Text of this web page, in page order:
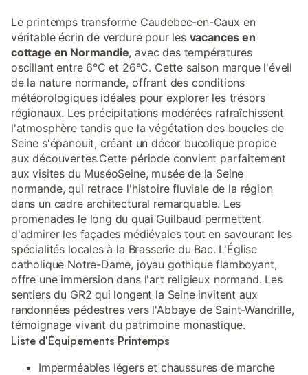
Le printemps transforme Caudebec-en-Caux en
véritable écrin de verdure pour les vacances en
cottage en Normandie, avec des températures
oscillant entre 6°C et 26°C. Cette saison marque l'éveil
de la nature normande, offrant des conditions
météorologiques idéales pour explorer les trésors
régionaux. Les précipitations modérées rafraîchissent
l'atmosphère tandis que la végétation des boucles de
Seine s'épanouit, créant un décor bucolique propice
aux découvertes.Cette période convient parfaitement
aux visites du MuséoSeine, musée de la Seine
normande, qui retrace l'histoire fluviale de la région
dans un cadre architectural remarquable. Les
promenades le long du quai Guilbaud permettent
d'admirer les façades médiévales tout en savourant les
spécialités locales à la Brasserie du Bac. L'Église
catholique Notre-Dame, joyau gothique flamboyant,
offre une immersion dans l'art religieux normand. Les
sentiers du GR2 qui longent la Seine invitent aux
randonnées pédestres vers l'Abbaye de Saint-Wandrille,
témoignage vivant du patrimoine monastique.
Liste d'Équipements Printemps
Imperméables légers et chaussures de marche